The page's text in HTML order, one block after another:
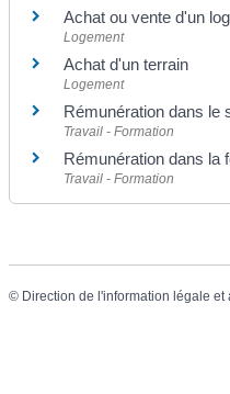
Achat ou vente d'un
Logement
Achat d'un terrain
Logement
Rémunération dans le
Travail - Formation
Rémunération dans la
Travail - Formation
© Direction de l'information légale et